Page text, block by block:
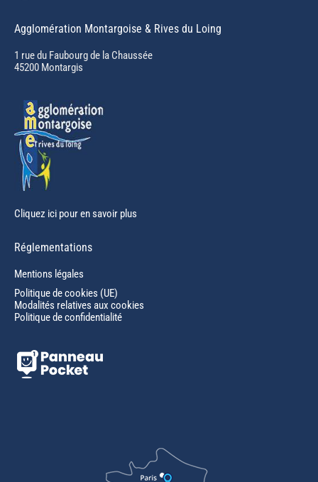
opens
in
new
Agglomération Montargoise & Rives du Loing
1 rue du Faubourg de la Chaussée
45200 Montargis
Cliquez ici pour en savoir plus
Réglementations
Mentions légales
Politique de cookies (UE)
Modalités relatives aux cookies
Politique de confidentialité